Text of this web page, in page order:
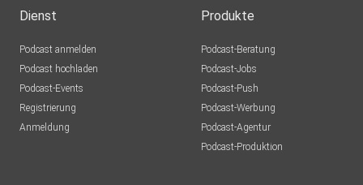
Dienst
Podcast anmelden
Podcast hochladen
Podcast-Events
Registrierung
Anmeldung
Produkte
Podcast-Beratung
Podcast-Jobs
Podcast-Push
Podcast-Werbung
Podcast-Agentur
Podcast-Produktion